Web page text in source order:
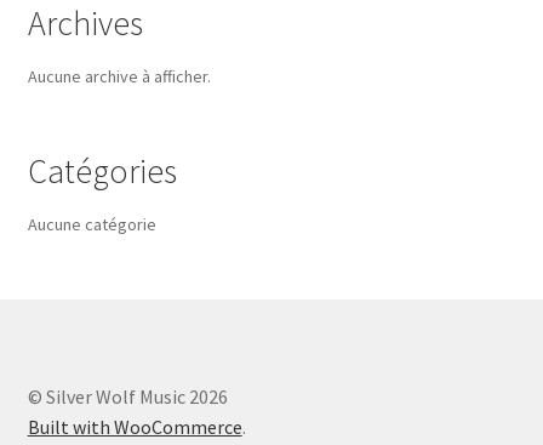
Archives
Aucune archive à afficher.
Catégories
Aucune catégorie
© Silver Wolf Music 2026
Built with WooCommerce.